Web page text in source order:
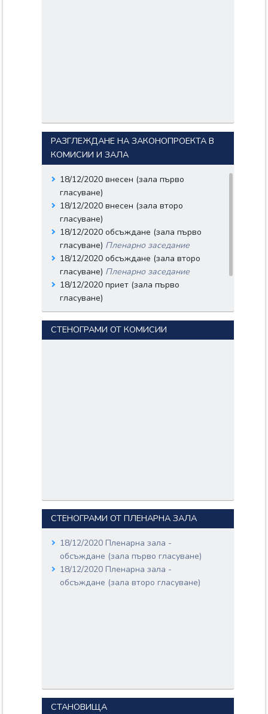
РАЗГЛЕЖДАНЕ НА ЗАКОНОПРОЕКТА В
КОМИСИИ И ЗАЛА
18/12/2020 внесен (зала първо
гласуване)
18/12/2020 внесен (зала второ
гласуване)
18/12/2020 обсъждане (зала първо
гласуване) Пленарно заседание
18/12/2020 обсъждане (зала второ
гласуване) Пленарно заседание
18/12/2020 приет (зала първо
гласуване)
18/12/2020 приет (зала второ
гласуване)
СТЕНОГРАМИ ОТ КОМИСИИ
СТЕНОГРАМИ ОТ ПЛЕНАРНА ЗАЛА
18/12/2020 Пленарна зала -
обсъждане (зала първо гласуване)
18/12/2020 Пленарна зала -
обсъждане (зала второ гласуване)
СТАНОВИЩА